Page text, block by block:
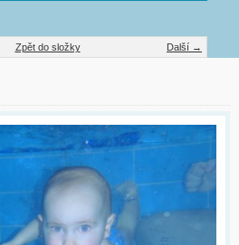
Další →
Zpět do složky